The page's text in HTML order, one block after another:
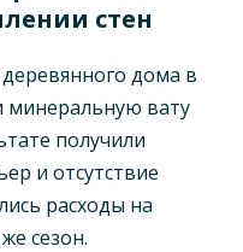
стен
дома в
минеральную вату
получили
и отсутствие
расходы на
сезон.